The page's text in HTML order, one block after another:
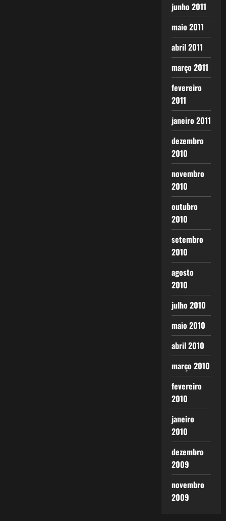
junho 2011
maio 2011
abril 2011
março 2011
fevereiro
2011
janeiro 2011
dezembro
2010
novembro
2010
outubro
2010
setembro
2010
agosto
2010
julho 2010
maio 2010
abril 2010
março 2010
fevereiro
2010
janeiro
2010
dezembro
2009
novembro
2009